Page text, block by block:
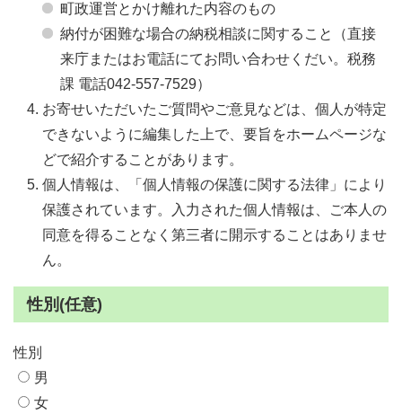
町政運営とかけ離れた内容のもの
納付が困難な場合の納税相談に関すること（直接
来庁またはお電話にてお問い合わせくだい。税務
課 電話042-557-7529）
お寄せいただいたご質問やご意見などは、個人が特定
できないように編集した上で、要旨をホームページな
どで紹介することがあります。
個人情報は、「個人情報の保護に関する法律」により
保護されています。入力された個人情報は、ご本人の
同意を得ることなく第三者に開示することはありませ
ん。
性別(任意)
性別
男
女